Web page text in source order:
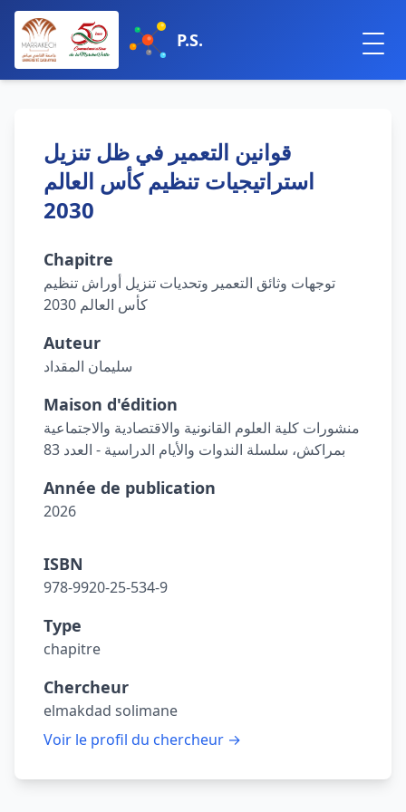
P.S.
قوانين التعمير في ظل تنزيل
استراتيجيات تنظيم كأس العالم
2030
Chapitre
توجهات وثائق التعمير وتحديات تنزيل أوراش تنظيم
كأس العالم 2030
Auteur
سليمان المقداد
Maison d'édition
منشورات كلية العلوم القانونية والاقتصادية والاجتماعية
بمراكش، سلسلة الندوات والأيام الدراسية - العدد 83
Année de publication
2026
ISBN
978-9920-25-534-9
Type
chapitre
Chercheur
elmakdad solimane
Voir le profil du chercheur →